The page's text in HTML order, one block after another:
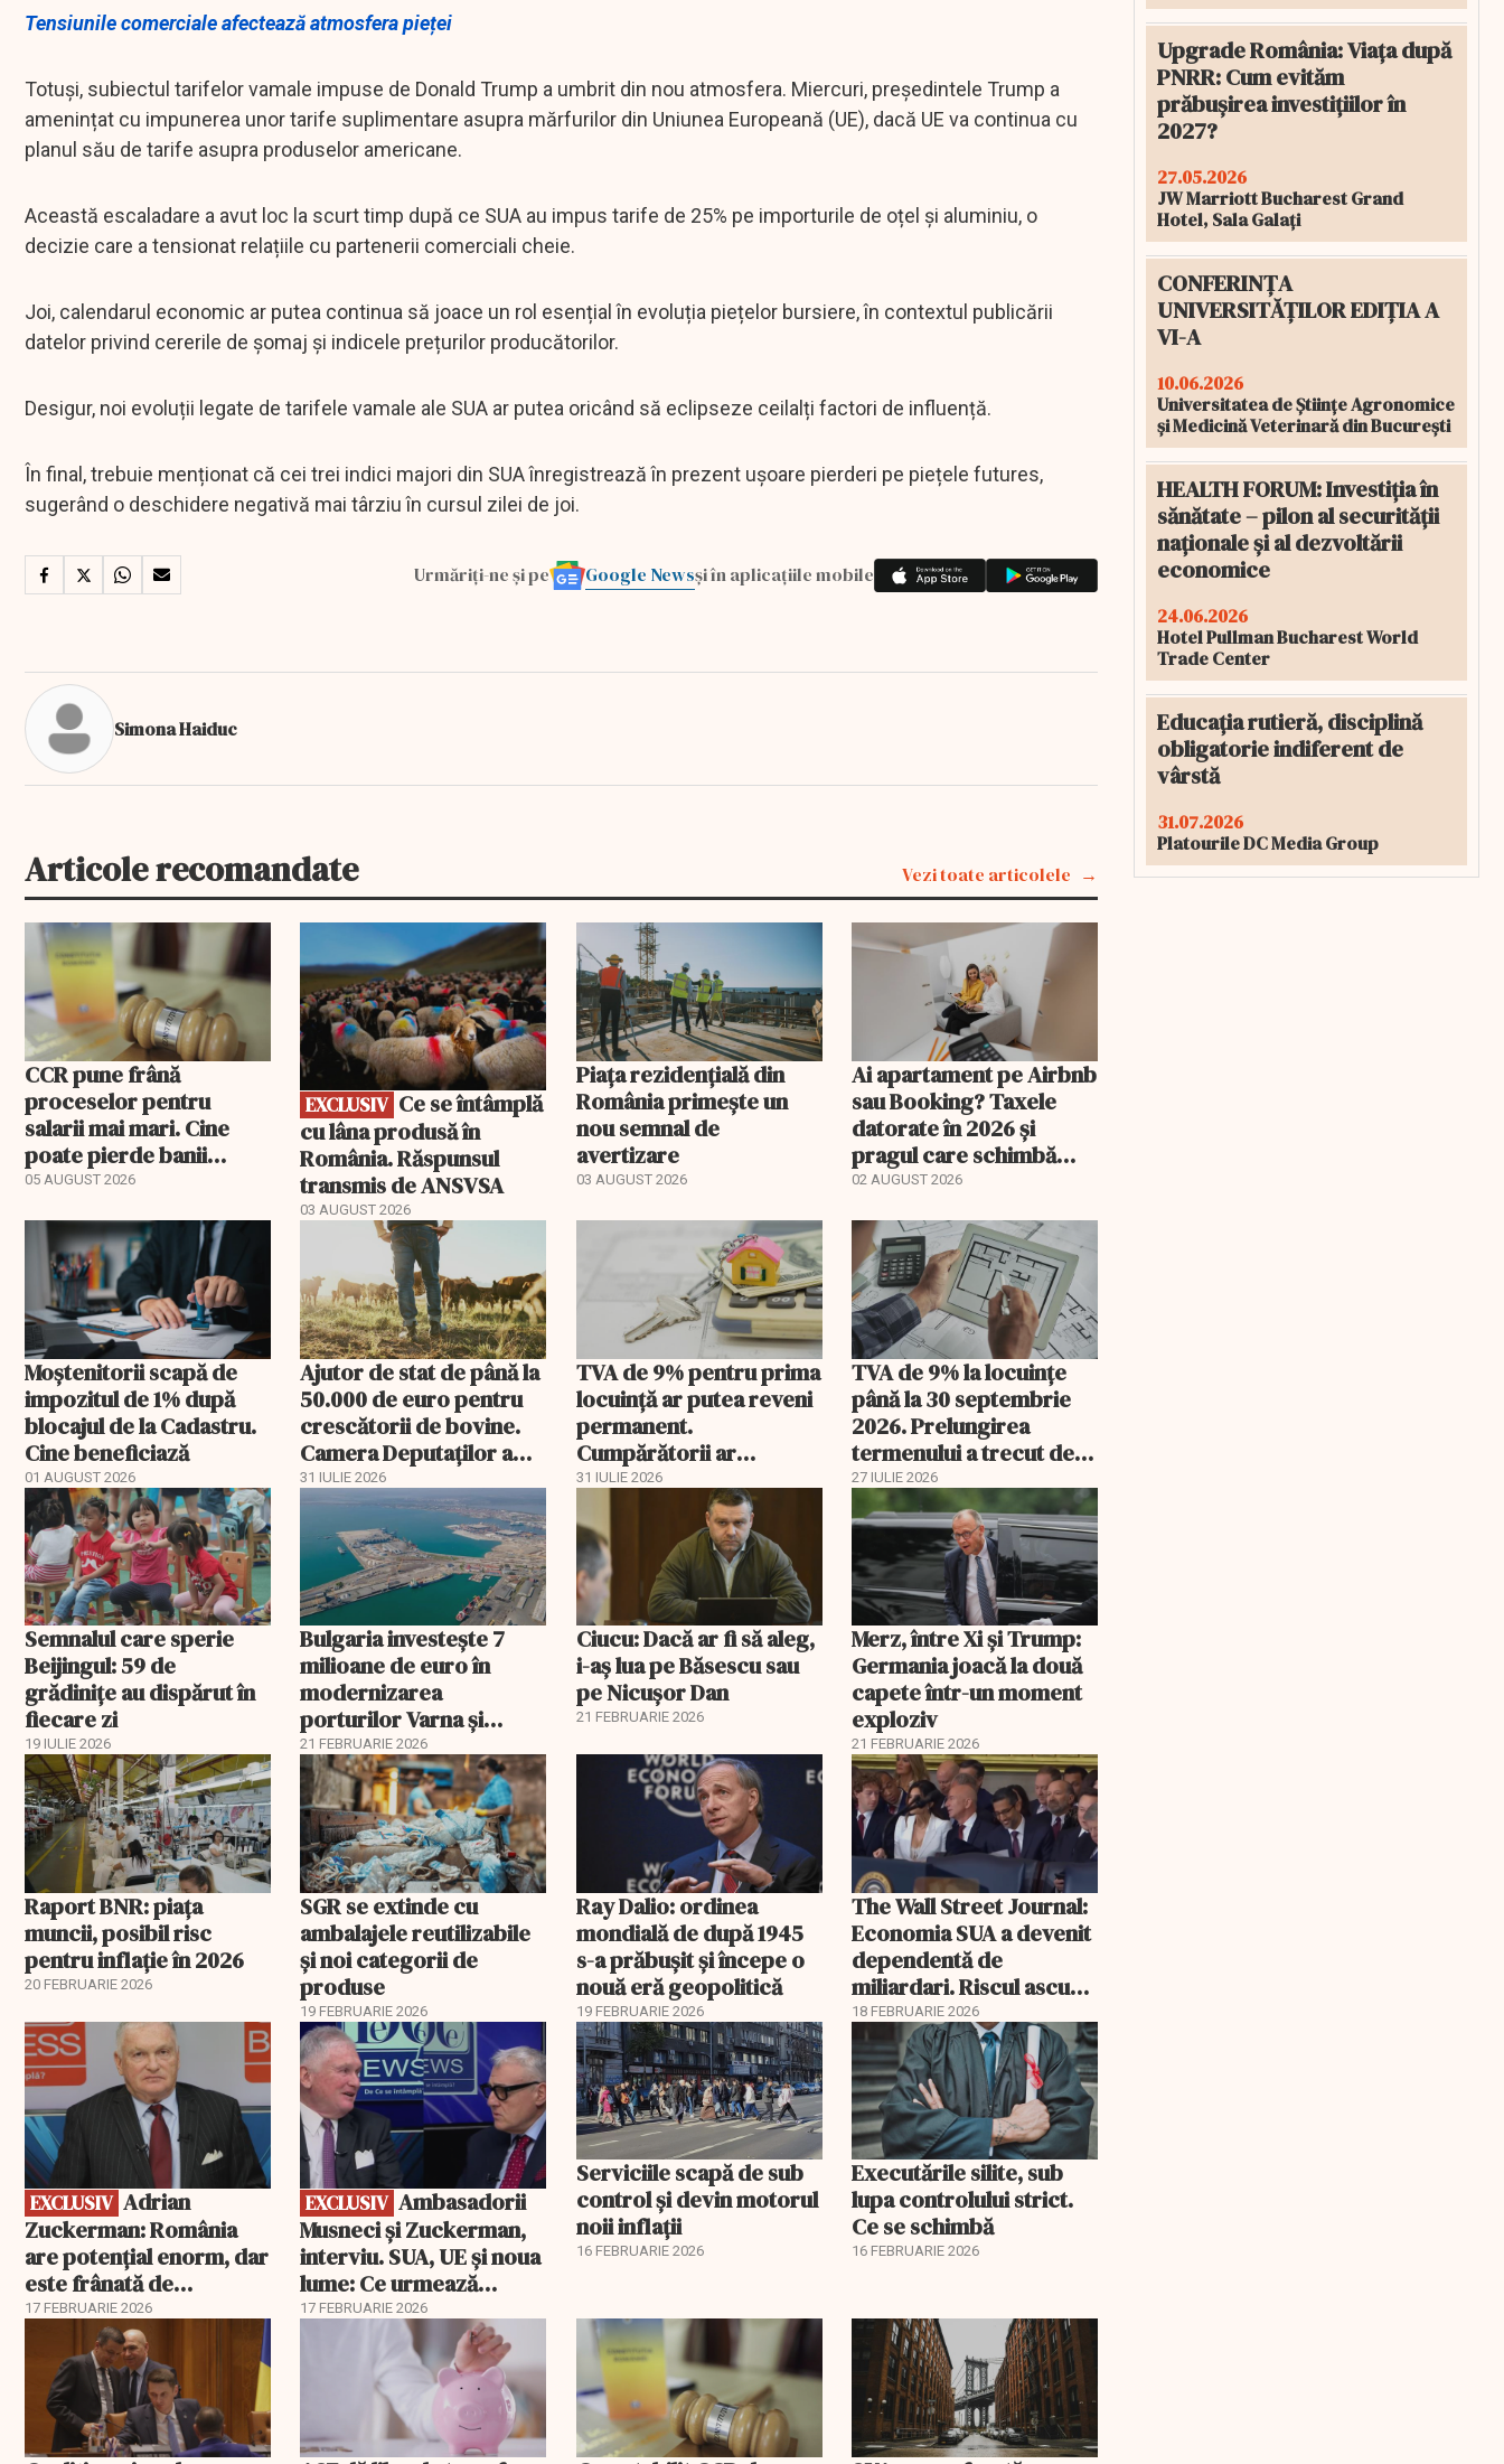
Tensiunile comerciale afectează atmosfera pieței
Totuși, subiectul tarifelor vamale impuse de Donald Trump a umbrit din nou atmosfera. Miercuri, președintele Trump a
amenințat cu impunerea unor tarife suplimentare asupra mărfurilor din Uniunea Europeană (UE), dacă UE va continua cu
planul său de tarife asupra produselor americane.
Această escaladare a avut loc la scurt timp după ce SUA au impus tarife de 25% pe importurile de oțel și aluminiu, o
decizie care a tensionat relațiile cu partenerii comerciali cheie.
Joi, calendarul economic ar putea continua să joace un rol esențial în evoluția piețelor bursiere, în contextul publicării
datelor privind cererile de șomaj și indicele prețurilor producătorilor.
Desigur, noi evoluții legate de tarifele vamale ale SUA ar putea oricând să eclipseze ceilalți factori de influență.
În final, trebuie menționat că cei trei indici majori din SUA înregistrează în prezent ușoare pierderi pe piețele futures,
sugerând o deschidere negativă mai târziu în cursul zilei de joi.
Urmăriți-ne și pe Google Newsși în aplicațiile mobile
Simona Haiduc
Articole recomandate Vezi toate articolele
CCR pune frână
proceselor pentru
salarii mai mari. Cine
poate pierde banii
ceruți statului
05 AUGUST 2026
EXCLUSIV
EXCLUSIV
cu lâna produsă în
România. Răspunsul
transmis de ANSVSA
03 AUGUST 2026
Piața rezidențială din
România primește un
nou semnal de
avertizare
03 AUGUST 2026
Ai apartament pe Airbnb
sau Booking? Taxele
datorate în 2026 și
pragul care schimbă
regimul fiscal
02 AUGUST 2026
Moștenitorii scapă de
impozitul de 1% după
blocajul de la Cadastru.
Cine beneficiază
01 AUGUST 2026
Ajutor de stat de până la
50.000 de euro pentru
crescătorii de bovine.
Camera Deputaților a
aprobat schema
31 IULIE 2026
TVA de 9% pentru prima
locuință ar putea reveni
permanent.
Cumpărătorii ar
economisi zeci de mii de
31 IULIE 2026
TVA de 9% la locuințe
până la 30 septembrie
2026. Prelungirea
termenului a trecut de
comisia din Parlament
27 IULIE 2026
Semnalul care sperie
Beijingul: 59 de
grădinițe au dispărut în
fiecare zi
19 IULIE 2026
Bulgaria investește 7
milioane de euro în
modernizarea
porturilor Varna și
Burgas
21 FEBRUARIE 2026
Ciucu: Dacă ar fi să aleg,
i-aș lua pe Băsescu sau
pe Nicușor Dan
21 FEBRUARIE 2026
Merz, între Xi și Trump:
Germania joacă la două
capete într-un moment
exploziv
21 FEBRUARIE 2026
Raport BNR: piața
muncii, posibil risc
pentru inflație în 2026
20 FEBRUARIE 2026
SGR se extinde cu
ambalajele reutilizabile
și noi categorii de
produse
19 FEBRUARIE 2026
Ray Dalio: ordinea
mondială de după 1945
s-a prăbușit și începe o
nouă eră geopolitică
19 FEBRUARIE 2026
The Wall Street Journal:
Economia SUA a devenit
dependentă de
miliardari. Riscul ascuns
pentru burse și consum
18 FEBRUARIE 2026
EXCLUSIV
EXCLUSIV
Zuckerman: România
are potențial enorm, dar
este frânată de
corupție, companii de
stat și influența
propagandei ruse
17 FEBRUARIE 2026
EXCLUSIV
EXCLUSIV Ambasadorii
Musneci și Zuckerman,
interviu. SUA, UE și noua
lume: Ce urmează
pentru România
17 FEBRUARIE 2026
Serviciile scapă de sub
control și devin motorul
noii inflații
16 FEBRUARIE 2026
Executările silite, sub
lupa controlului strict.
Ce se schimbă
16 FEBRUARIE 2026
Upgrade România: Viața după
PNRR: Cum evităm
prăbușirea investițiilor în
2027?
27.05.2026
JW Marriott Bucharest Grand
Hotel, Sala Galați
CONFERINȚA
UNIVERSITĂȚILOR EDIȚIA A
VI-A
10.06.2026
Universitatea de Științe Agronomice
și Medicină Veterinară din București
HEALTH FORUM: Investiția în
sănătate – pilon al securității
naționale și al dezvoltării
economice
24.06.2026
Hotel Pullman Bucharest World
Trade Center
Educația rutieră, disciplină
obligatorie indiferent de
vârstă
31.07.2026
Platourile DC Media Group